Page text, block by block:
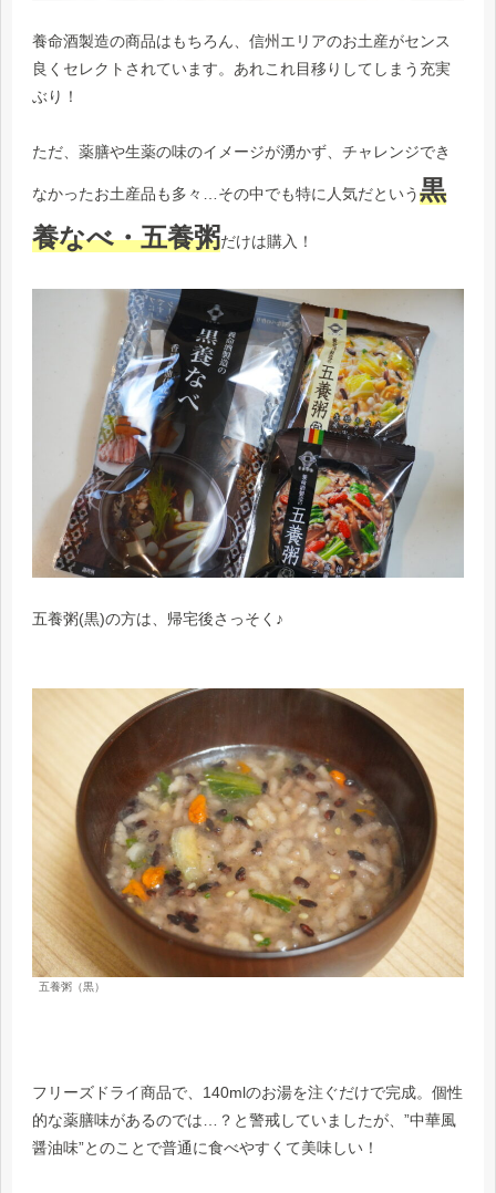
養命酒製造の商品はもちろん、信州エリアのお土産がセンス
良くセレクトされています。あれこれ目移りしてしまう充実
ぶり！
ただ、薬膳や生薬の味のイメージが湧かず、チャレンジでき
なかったお土産品も多々…その中でも特に人気だという黒
養なべ・五養粥だけは購入！
五養粥(黒)の方は、帰宅後さっそく♪
五養粥（黒）
フリーズドライ商品で、140mlのお湯を注ぐだけで完成。個性
的な薬膳味があるのでは…？と警戒していましたが、”中華風
醤油味”とのことで普通に食べやすくて美味しい！